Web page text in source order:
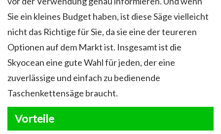
Sie ein kleines Budget haben, ist diese Säge vielleicht
nicht das Richtige für Sie, da sie eine der teureren
Optionen auf dem Markt ist. Insgesamt ist die
Skyocean eine gute Wahl für jeden, der eine
zuverlässige und einfach zu bedienende
Taschenkettensäge braucht.
Vorteile